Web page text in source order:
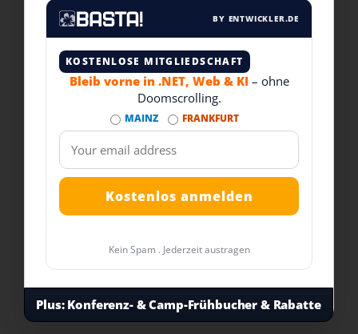
BY ENTWICKLER.DE
KOSTENLOSE MITGLIEDSCHAFT
Bleib vorne in .NET, Web & KI – ohne
Doomscrolling.
MAINZ FRANKFURT
Kein Spam . Jederzeit austragen
Plus:Konferenz- & Camp-Frühbucher & Rabatte